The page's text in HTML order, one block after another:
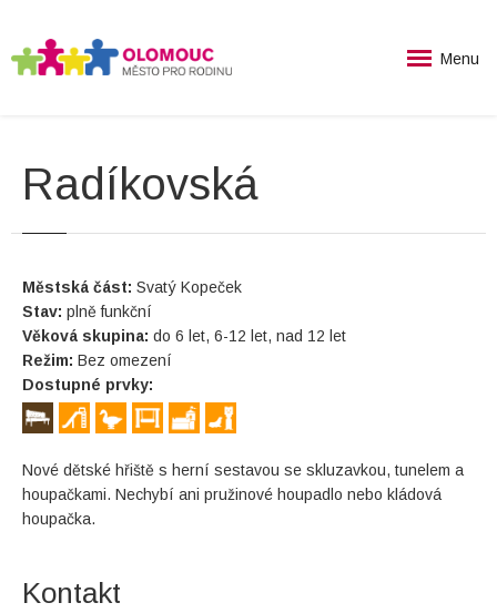
Menu
Radíkovská
Městská část: Svatý Kopeček
Stav: plně funkční
Věková skupina: do 6 let, 6-12 let, nad 12 let
Režim: Bez omezení
Dostupné prvky:
Nové dětské hřiště s herní sestavou se skluzavkou, tunelem a
houpačkami. Nechybí ani pružinové houpadlo nebo kládová
houpačka.
Kontakt